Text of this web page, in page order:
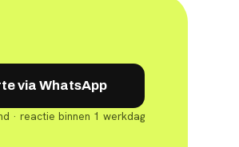
via WhatsApp
· reactie binnen 1 werkdag